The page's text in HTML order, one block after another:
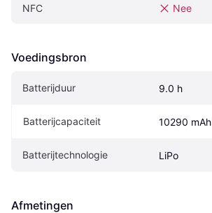
NFC Nee
Voedingsbron
Batterijduur 9.0 h
Batterijcapaciteit 10290 mAh
Batterijtechnologie LiPo
Afmetingen